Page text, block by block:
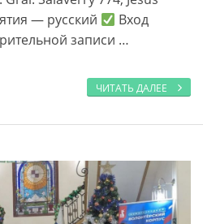
— русский
Вход
записи …
ЧИТАТЬ ДАЛЕЕ